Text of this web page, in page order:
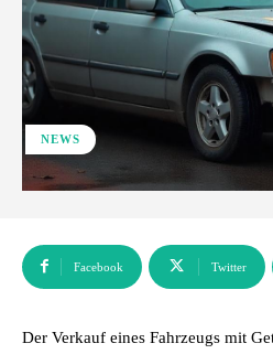
NEWS
Facebook Twitter
Der Verkauf eines Fahrzeugs mit